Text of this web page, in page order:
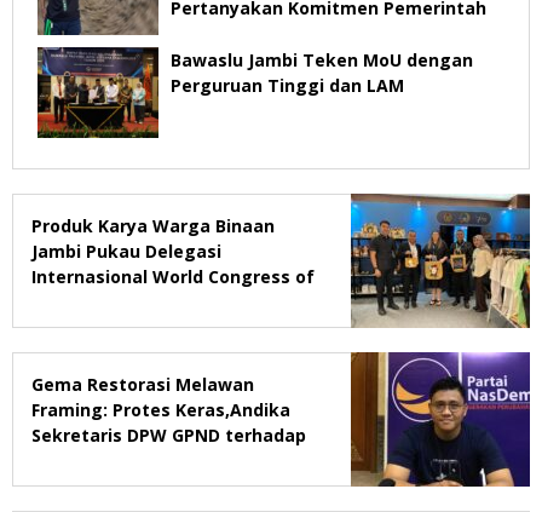
Pertanyakan Komitmen Pemerintah
Bawaslu Jambi Teken MoU dengan
Perguruan Tinggi dan LAM
Produk Karya Warga Binaan
Jambi Pukau Delegasi
Internasional World Congress of
2026
Gema Restorasi Melawan
Framing: Protes Keras,Andika
Sekretaris DPW GPND terhadap